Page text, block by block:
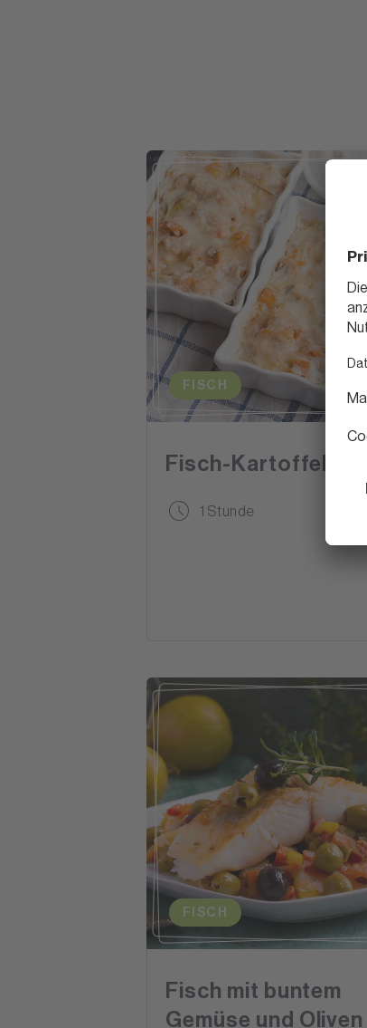
FISCH
Fisch-Kartoffel-
1 Stunde
FISCH
Fisch mit buntem
Gemüse und Oliven